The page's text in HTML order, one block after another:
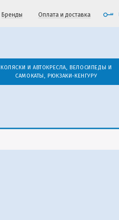
Бренды Оплата и доставка
КОЛЯСКИ И АВТОКРЕСЛА, ВЕЛОСИПЕДЫ И
САМОКАТЫ, РЮКЗАКИ-КЕНГУРУ